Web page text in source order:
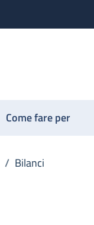
Come fare per
/ Bilanci